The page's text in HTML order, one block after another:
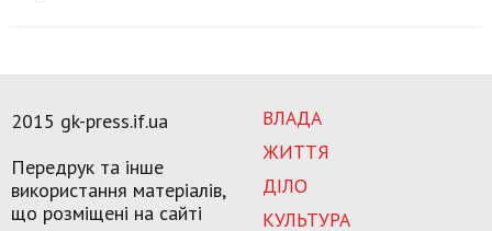
ВЛАДА
ЖИТТЯ
ДІЛО
КУЛЬТУРА
2015 gk-press.if.ua
Передрук та інше
використання матеріалів,
що розміщені на сайті